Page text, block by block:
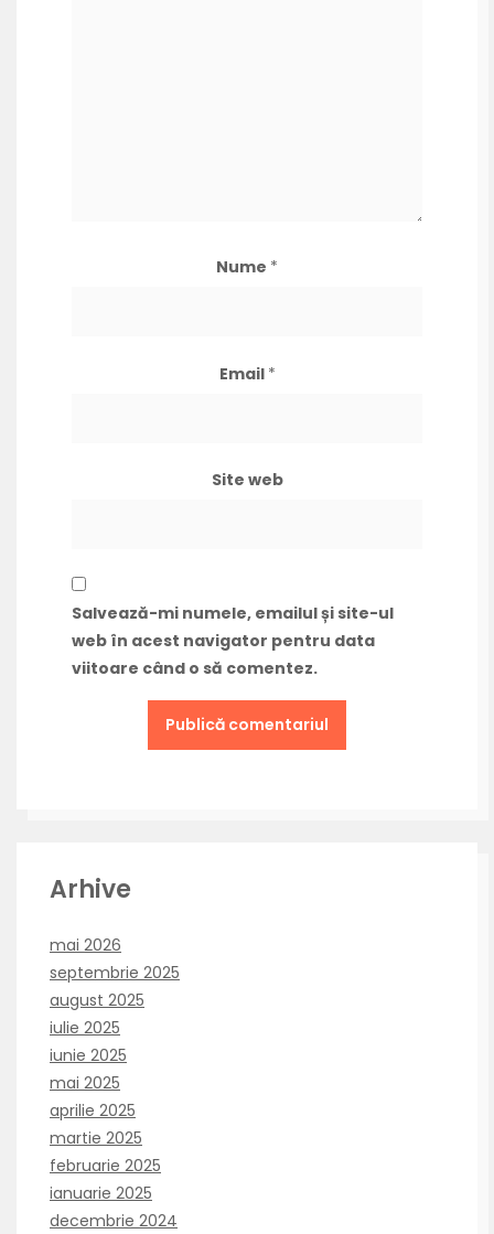
Nume *
Email *
Site web
Salvează-mi numele, emailul și site-ul
web în acest navigator pentru data
viitoare când o să comentez.
Arhive
mai 2026
septembrie 2025
august 2025
iulie 2025
iunie 2025
mai 2025
aprilie 2025
martie 2025
februarie 2025
ianuarie 2025
decembrie 2024